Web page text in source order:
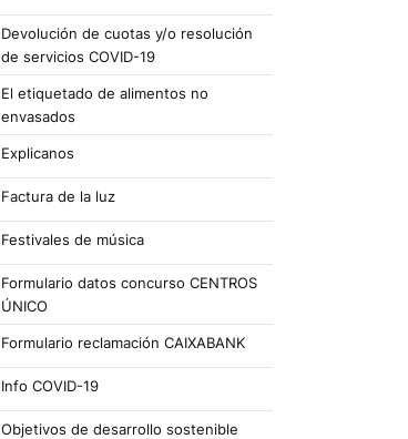
Devolución de cuotas y/o resolución
de servicios COVID-19
El etiquetado de alimentos no
envasados
Explicanos
Factura de la luz
Festivales de música
Formulario datos concurso CENTROS
ÚNICO
Formulario reclamación CAIXABANK
Info COVID-19
Objetivos de desarrollo sostenible